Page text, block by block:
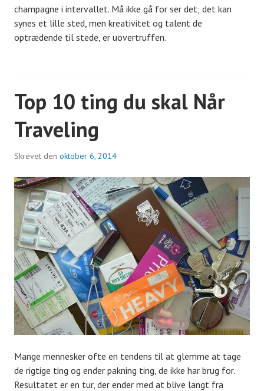
champagne i intervallet. Må ikke gå for ser det; det kan
synes et lille sted, men kreativitet og talent de
optrædende til stede, er uovertruffen.
Top 10 ting du skal Når
Traveling
Skrevet den oktober 6, 2014
Mange mennesker ofte en tendens til at glemme at tage
de rigtige ting og ender pakning ting, de ikke har brug for.
Resultatet er en tur, der ender med at blive langt fra